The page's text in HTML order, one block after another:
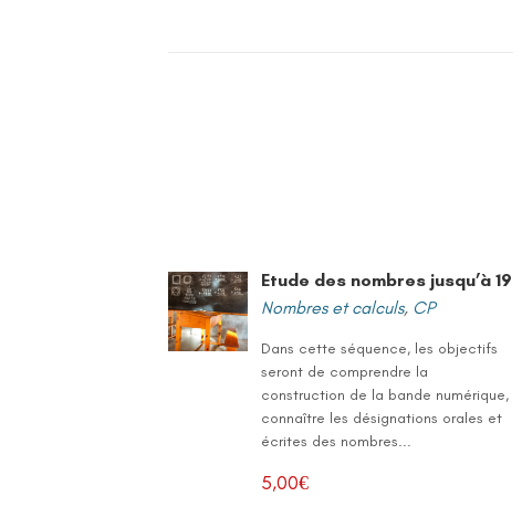
Etude des nombres jusqu’à 19
Nombres et calculs, CP
Dans cette séquence, les objectifs
seront de comprendre la
construction de la bande numérique,
connaître les désignations orales et
écrites des nombres...
5,00€